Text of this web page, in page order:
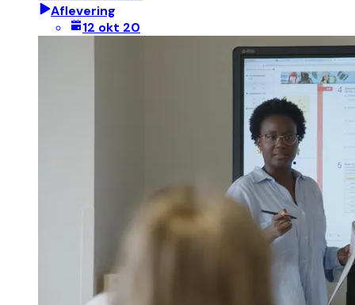
Aflevering
12 okt 20